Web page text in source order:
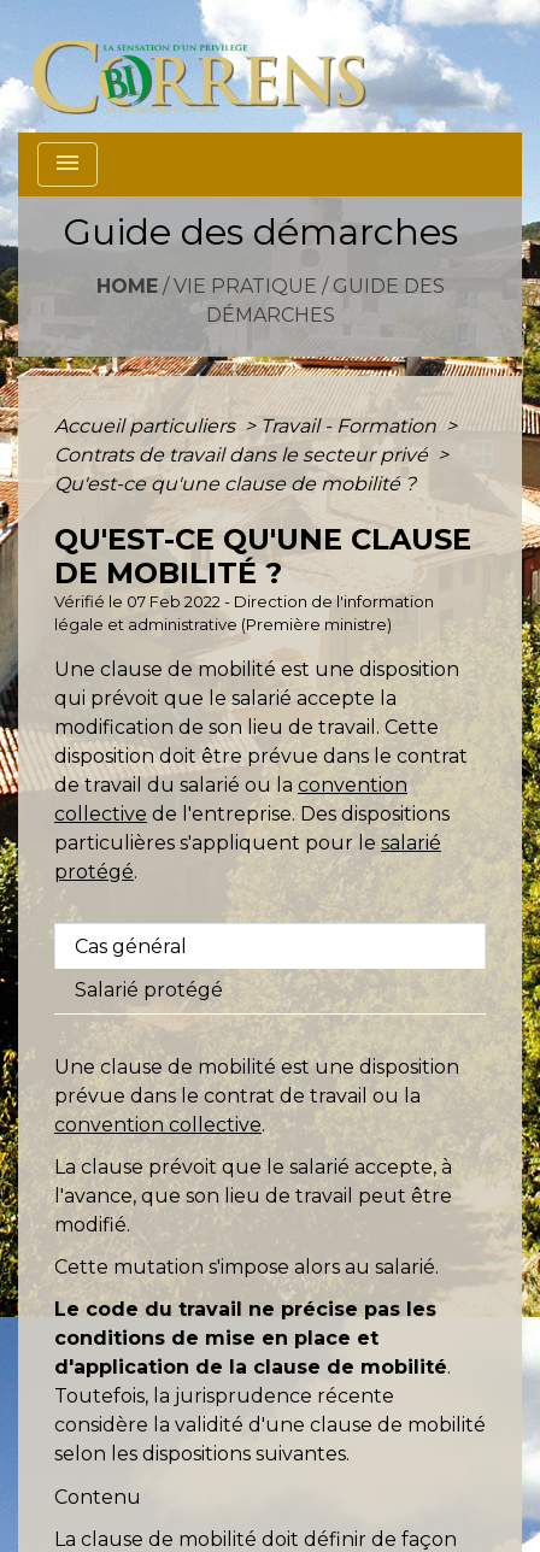
menu
Guide des démarches
HOME/ VIE PRATIQUE / GUIDE DES
DÉMARCHES
Accueil particuliers > Travail - Formation>
Contrats de travail dans le secteur privé >
Qu'est-ce qu'une clause de mobilité ?
QU'EST-CE QU'UNE CLAUSE
DE MOBILITÉ ?
Vérifié le 07 Feb 2022 - Direction de l'information
légale et administrative (Première ministre)
Une clause de mobilité est une disposition
qui prévoit que le salarié accepte la
modification de son lieu de travail. Cette
disposition doit être prévue dans le contrat
de travail du salarié ou la convention
collective de l'entreprise. Des dispositions
particulières s'appliquent pour le salarié
protégé.
Cas général
Salarié protégé
Une clause de mobilité est une disposition
prévue dans le contrat de travail ou la
convention collective.
La clause prévoit que le salarié accepte, à
l'avance, que son lieu de travail peut être
modifié.
Cette mutation s'impose alors au salarié.
Le code du travail ne précise pas les
conditions de mise en place et
d'application de la clause de mobilité.
Toutefois, la jurisprudence récente
considère la validité d'une clause de mobilité
selon les dispositions suivantes.
Contenu
La clause de mobilité doit définir de façon